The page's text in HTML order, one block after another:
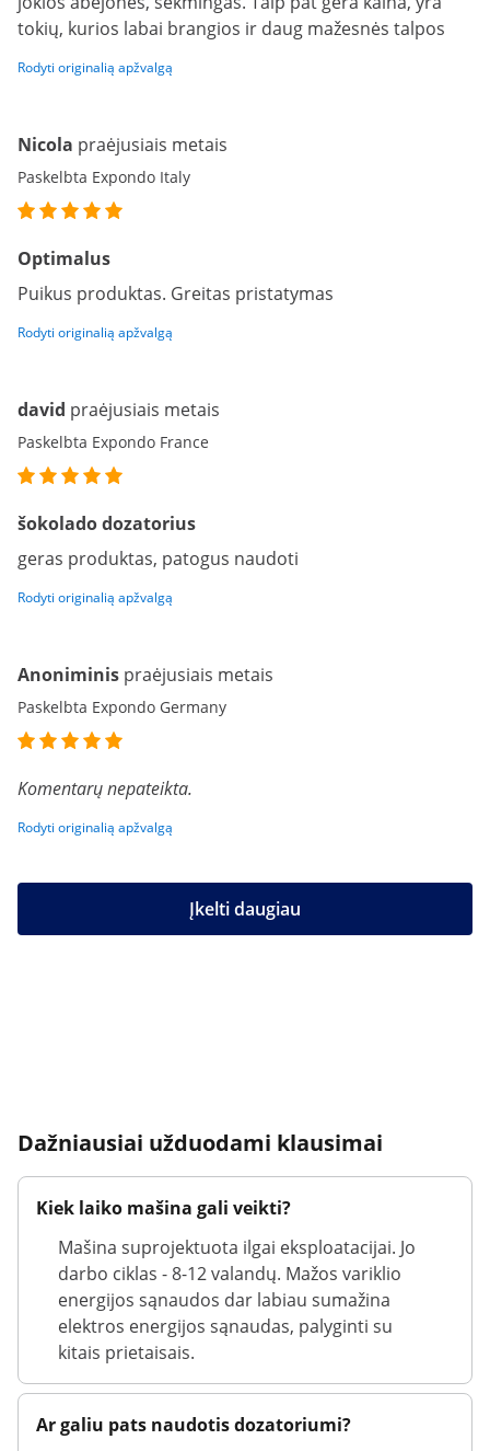
tokių, kurios labai brangios ir daug mažesnės talpos
Rodyti originalią apžvalgą
Nicola praėjusiais metais
Paskelbta Expondo Italy
Optimalus
Puikus produktas. Greitas pristatymas
Rodyti originalią apžvalgą
david praėjusiais metais
Paskelbta Expondo France
šokolado dozatorius
geras produktas, patogus naudoti
Rodyti originalią apžvalgą
Anoniminis praėjusiais metais
Paskelbta Expondo Germany
Komentarų nepateikta.
Rodyti originalią apžvalgą
Įkelti daugiau
Dažniausiai užduodami klausimai
Kiek laiko mašina gali veikti?
Mašina suprojektuota ilgai eksploatacijai. Jo
darbo ciklas - 8-12 valandų. Mažos variklio
energijos sąnaudos dar labiau sumažina
elektros energijos sąnaudas, palyginti su
kitais prietaisais.
Ar galiu pats naudotis dozatoriumi?